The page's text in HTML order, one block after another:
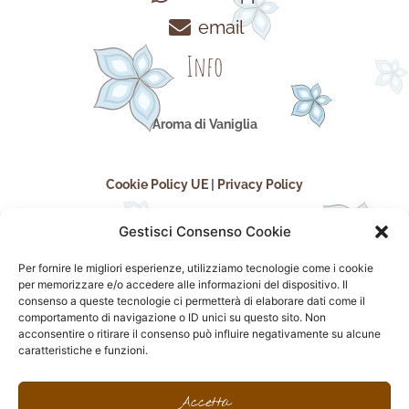
Gestisci Consenso Cookie
Per fornire le migliori esperienze, utilizziamo tecnologie come i cookie
per memorizzare e/o accedere alle informazioni del dispositivo. Il
consenso a queste tecnologie ci permetterà di elaborare dati come il
comportamento di navigazione o ID unici su questo sito. Non
acconsentire o ritirare il consenso può influire negativamente su alcune
caratteristiche e funzioni.
Accetta
email
Info
Aroma di Vaniglia
Cookie Policy UE Privacy Policy
seguici sui social
F
I
n
P
i
F